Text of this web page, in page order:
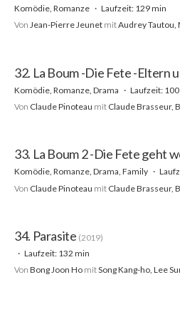
Komödie, Romanze
Laufzeit: 129 min
Von Jean-Pierre Jeunet mitAudrey Tautou,
32. La Boum -Die Fete -Eltern
Komödie, Romanze, Drama
Laufzeit:
Von Claude Pinoteau mit Claude Brasseur,
33. La Boum 2 -Die Fete geht
Komödie, Romanze, Drama, Family
Von Claude Pinoteau mit Claude Brasseur,
34. Parasite (2019)
Laufzeit: 132 min
Von Bong Joon Ho mitSong Kang-ho, Lee